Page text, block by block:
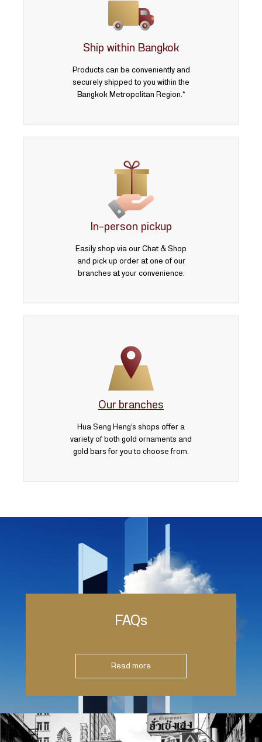
Ship within Bangkok
Products can be conveniently and
securely shipped to you within the
Bangkok Metropolitan Region.*
In-person pickup
Easily shop via our Chat & Shop
and pick up order at one of our
branches at your convenience.
Our branches
Hua Seng Heng’s shops offer a
variety of both gold ornaments and
gold bars for you to choose from.
FAQs
Read more